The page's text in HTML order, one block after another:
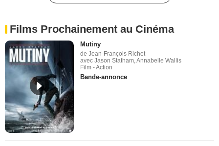
Films Prochainement au Cinéma
Mutiny
de Jean-François Richet
avec Jason Statham, Annabelle Wallis
Film - Action
Bande-annonce